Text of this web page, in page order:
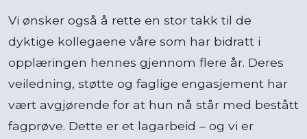
Vi ønsker også å rette en stor takk til de
dyktige kollegaene våre som har bidratt i
opplæringen hennes gjennom flere år. Deres
veiledning, støtte og faglige engasjement har
vært avgjørende for at hun nå står med bestått
fagprøve. Dette er et lagarbeid – og vi er